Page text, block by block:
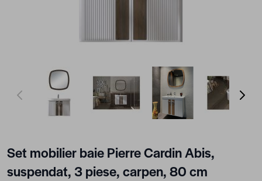
View larger imageView larger imageView larger image
Set mobilier baie Pierre Cardin Abis,
suspendat, 3 piese, carpen, 80 cm